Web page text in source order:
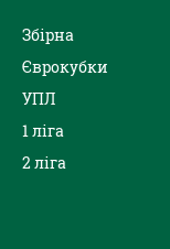
Збірна
Єврокубки
УПЛ
1 ліга
2 ліга